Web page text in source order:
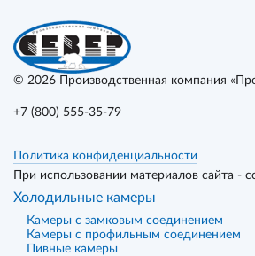
© 2026 Производственная компания
+7 (800) 555-35-79
Политика конфиденциальности
При использовании материалов сайта -
Холодильные камеры
Камеры с замковым соединением
Камеры с профильным соединением
Пивные камеры